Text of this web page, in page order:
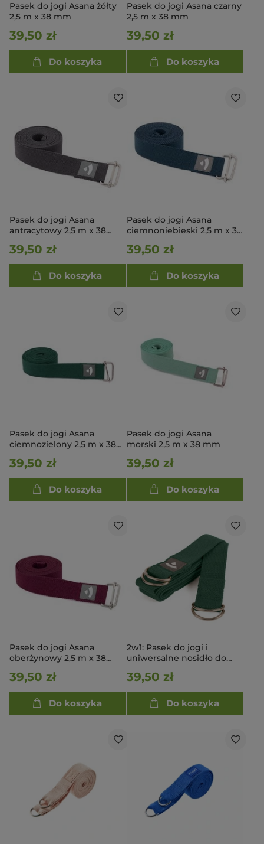
Pasek do jogi Asana żółty
2,5 m x 38 mm
39,50 zł
Do koszyka
Pasek do jogi Asana czarny
2,5 m x 38 mm
39,50 zł
Do koszyka
Pasek do jogi Asana
antracytowy 2,5 m x 38
39,50 zł
Do koszyka
Pasek do jogi Asana
ciemnoniebieski 2,5 m x 38
39,50 zł
Do koszyka
Pasek do jogi Asana
ciemnozielony 2,5 m x 38
39,50 zł
Do koszyka
Pasek do jogi Asana
morski 2,5 m x 38 mm
39,50 zł
Do koszyka
Pasek do jogi Asana
oberżynowy 2,5 m x 38
39,50 zł
Do koszyka
2w1: Pasek do jogi i
uniwersalne nosidło do
39,50 zł
Do koszyka